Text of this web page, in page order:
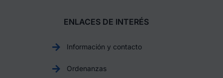
ENLACES DE INTERÉS
Información y contacto
Ordenanzas